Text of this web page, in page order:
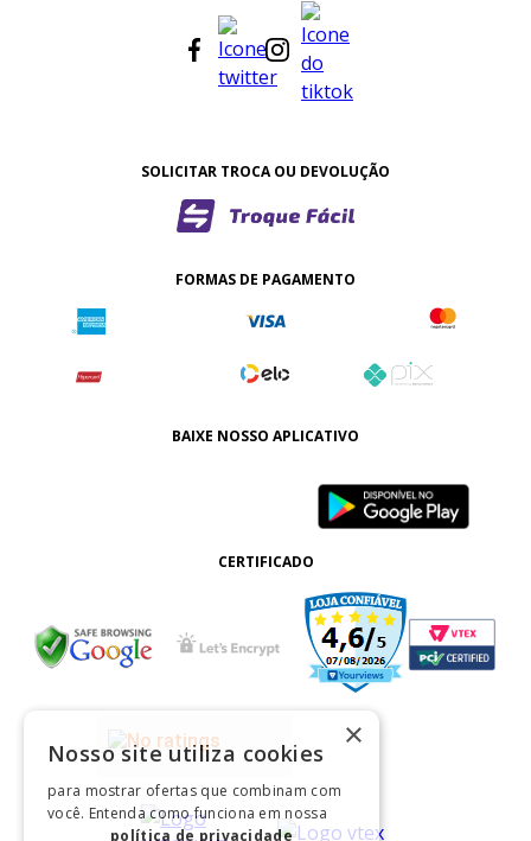
SOLICITAR TROCA OU DEVOLUÇÃO
FORMAS DE PAGAMENTO
BAIXE NOSSO APLICATIVO
CERTIFICADO
×
Nosso site utiliza cookies
para mostrar ofertas que combinam com
você. Entenda como funciona em nossa
política de privacidade